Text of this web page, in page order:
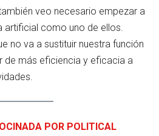
veo necesario empezar a
artificial como uno de ellos.
no va a sustituir nuestra función
de más eficiencia y eficacia a
POR POLITICAL